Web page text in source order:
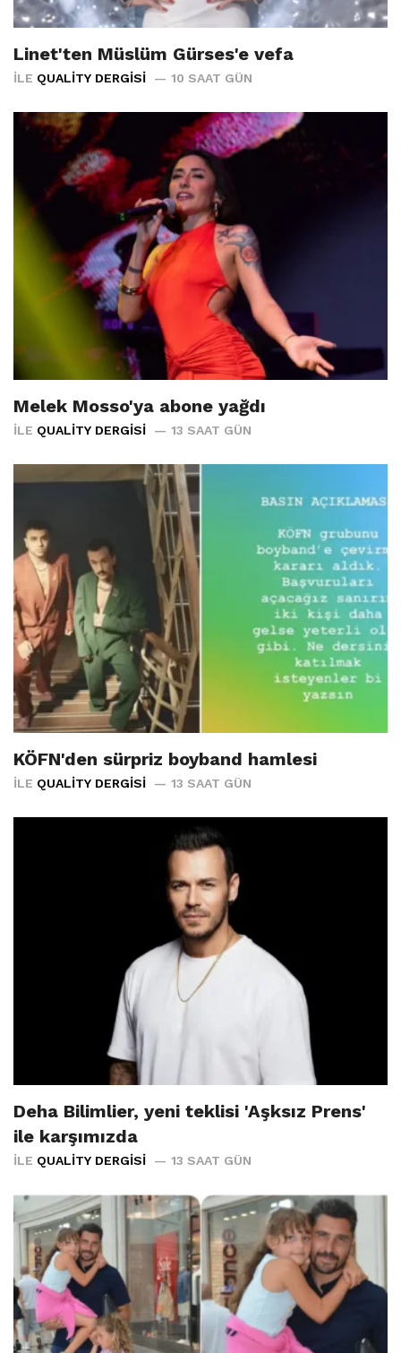
Linet'ten Müslüm Gürses'e vefa
İLE QUALITY DERGISI 10 SAAT GÜN
Melek Mosso'ya abone yağdı
İLE QUALITY DERGISI 13 SAAT GÜN
KÖFN'den sürpriz boyband hamlesi
İLE QUALITY DERGISI 13 SAAT GÜN
Deha Bilimlier, yeni teklisi 'Aşksız Prens'
ile karşımızda
İLE QUALITY DERGISI 13 SAAT GÜN